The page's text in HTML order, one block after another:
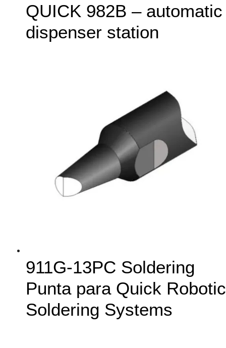
QUICK 982B – automatic
dispenser station
911G-13PC Soldering
Punta para Quick Robotic
Soldering Systems